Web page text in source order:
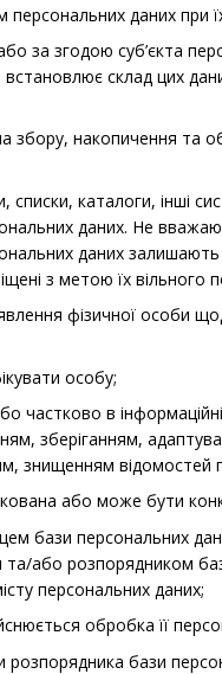
даних при
за згодою суб’єкта
склад цих
збору, накопичення та
списки, каталоги, інші
даних. Не
даних залишають
з метою їх вільного
фізичної особи
особу;
частково в
зберіганням,
знищенням відомостей
або може бути
бази персональних
або розпорядником
персональних даних;
обробка її
розпорядника бази